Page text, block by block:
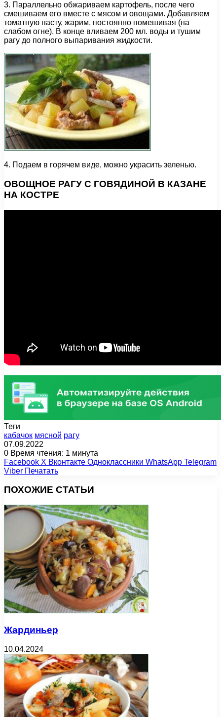
3. Параллельно обжариваем картофель, после чего
смешиваем его вместе с мясом и овощами. Добавляем
томатную пасту, жарим, постоянно помешивая (на
слабом огне). В конце вливаем 200 мл. воды и тушим
рагу до полного выпаривания жидкости.
4. Подаем в горячем виде, можно украсить зеленью.
ОВОЩНОЕ РАГУ С ГОВЯДИНОЙ В КАЗАНЕ
НА КОСТРЕ
Теги
кабачок мясной рагу
07.09.2022
0 Время чтения: 1 минута
Facebook X Вконтакте Одноклассники WhatsApp Telegram
Viber Печатать
ПОХОЖИЕ СТАТЬИ
Жардиньер
10.04.2024